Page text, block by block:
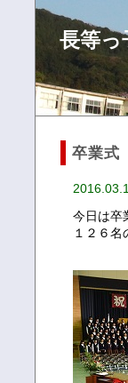
長等っ
卒業式
今日は卒
１２６名